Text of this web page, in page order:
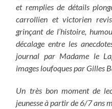
et remplies de détails
carrollien et victorien
grinçant de l’histoire,
décalage entre les
journal par Madame le
images loufoques par Gilles
Un très bon moment de
jeunesse à partir de 6/7 ans